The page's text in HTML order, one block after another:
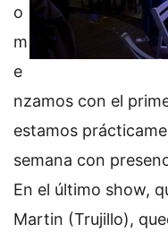
o
m
e
nzamos con el
estamos
semana con
En el último show,
Martin (Trujillo),